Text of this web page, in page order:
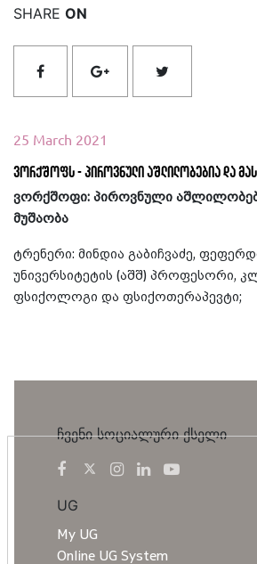
SHARE ON
25 March 2021
ვორქშოფს - პიროვნული აშლილობებია და
ვორქშოფი: პიროვნული
მუშაობა
ტრენერი: მინდია გაბიჩვაძე,
უნივერსიტეტის (აშშ) პროფესორი,
ფსიქოლოგი და ფსიქოთერაპევტი;
ჩვენი სოციალური ქსელი
UG
My UG
Online UG System